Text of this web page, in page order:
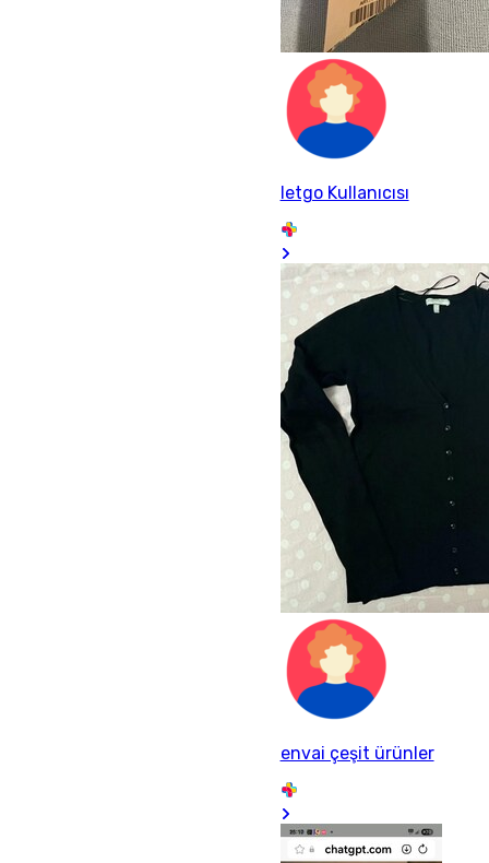
letgo Kullanıcısı
envai çeşit ürünler